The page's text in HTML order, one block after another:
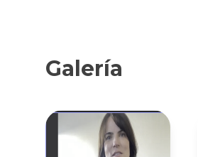
Galería